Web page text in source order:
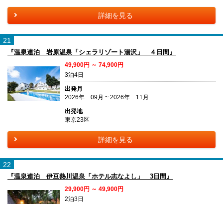
詳細を見る
21
『温泉連泊 岩原温泉「シェラリゾート湯沢」 ４日間』
49,900円 ～ 74,900円
3泊4日
出発月
2026年 09月 ~ 2026年 11月
出発地
東京23区
詳細を見る
22
『温泉連泊 伊豆熱川温泉「ホテル志なよし」 3日間』
29,900円 ～ 49,900円
2泊3日